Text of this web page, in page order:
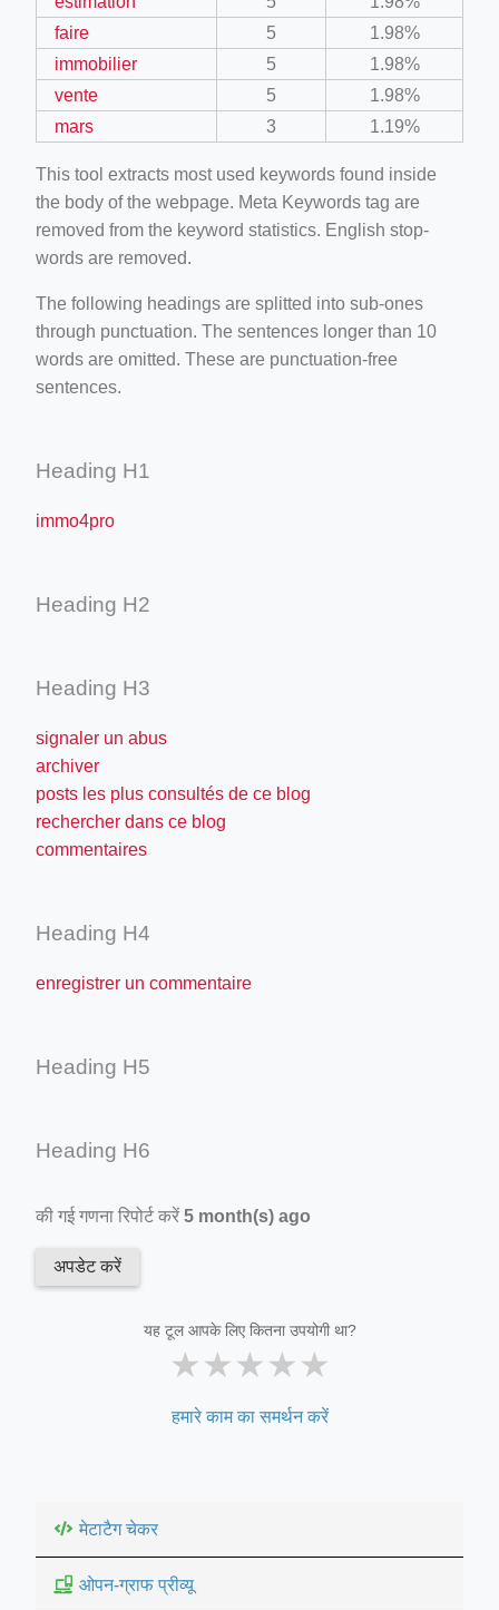
faire
5
1.98%
immobilier
5
1.98%
vente
5
1.98%
mars
3 1.19%
This tool extracts most used keywords found inside
the body of the webpage. Meta Keywords tag are
removed from the keyword statistics. English stop-
words are removed.
The following headings are splitted into sub-ones
through punctuation. The sentences longer than 10
words are omitted. These are punctuation-free
sentences.
Heading H1
immo4pro
Heading H2
Heading H3
signaler un abus
archiver
posts les plus consultés de ce blog
rechercher dans ce blog
commentaires
Heading H4
enregistrer un commentaire
Heading H5
Heading H6
की गई गणना रिपोर्ट करें 5 month(s) ago
अपडेट करें
यह टूल आपके लिए कितना उपयोगी था?
★★★★★
हमारे काम का समर्थन करें
मेटाटैग चेकर
ओपन-ग्राफ प्रीव्यू